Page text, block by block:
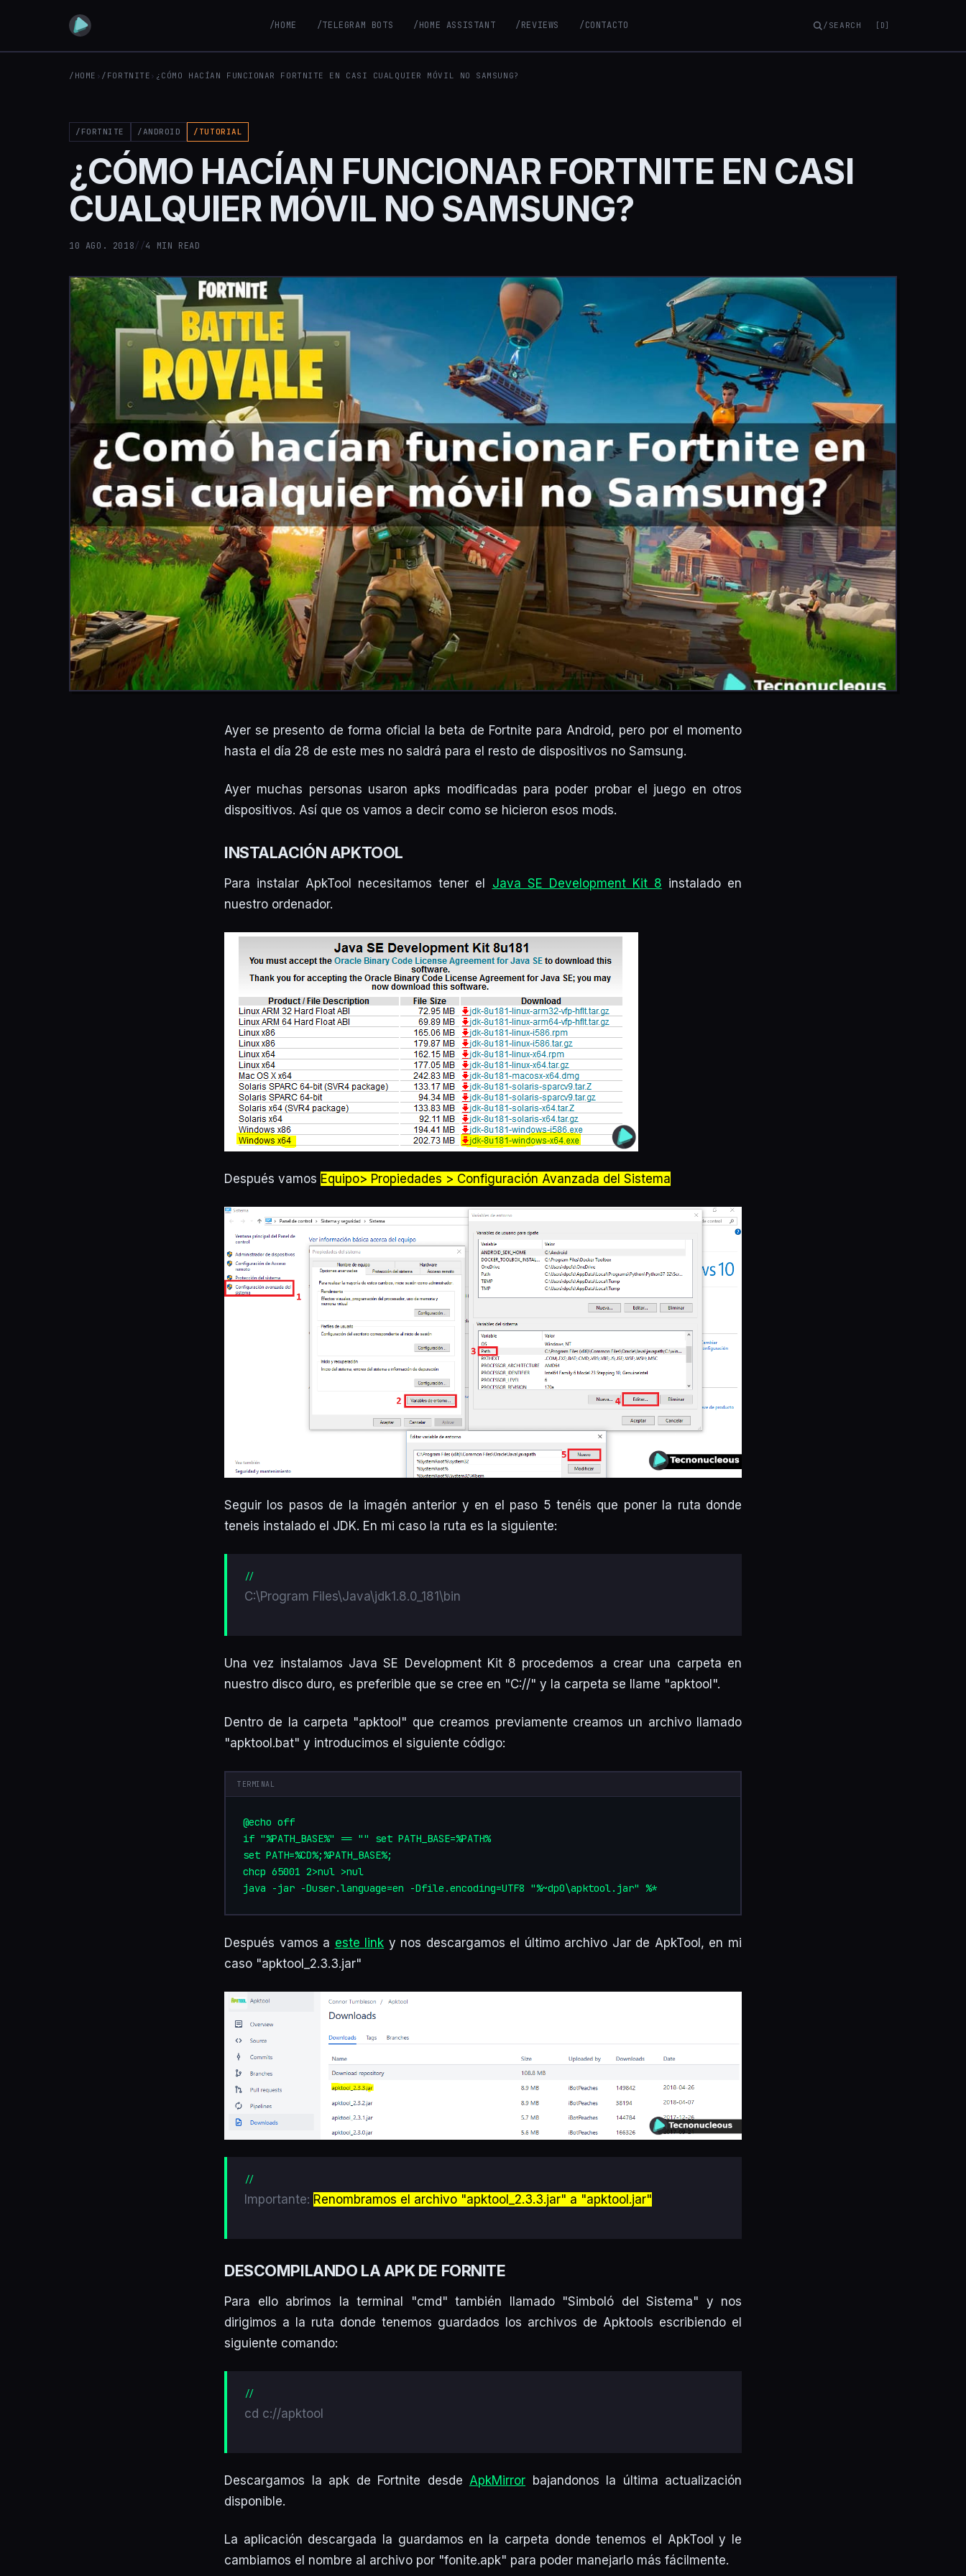
/HOME /TELEGRAM BOTS /HOME ASSISTANT /REVIEWS /CONTACTO /SEARCH [D]
/HOME › /FORTNITE › ¿CÓMO HACÍAN FUNCIONAR FORTNITE EN CASI CUALQUIER MÓVIL NO SAMSUNG?
/FORTNITE /ANDROID /TUTORIAL
¿CÓMO HACÍAN FUNCIONAR FORTNITE EN CASI
CUALQUIER MÓVIL NO SAMSUNG?
10 AGO. 2018//4 MIN READ
Ayer se presento de forma oficial la beta de Fortnite para Android, pero por el momento
hasta el día 28 de este mes no saldrá para el resto de dispositivos no Samsung.
Ayer muchas personas usaron apks modificadas para poder probar el juego en otros
dispositivos. Así que os vamos a decir como se hicieron esos mods.
INSTALACIÓN APKTOOL
Para instalar ApkTool necesitamos tener el Java SE Development Kit 8 instalado en
nuestro ordenador.
Después vamos Equipo> Propiedades > Configuración Avanzada del Sistema
Seguir los pasos de la imagén anterior y en el paso 5 tenéis que poner la ruta donde
teneis instalado el JDK. En mi caso la ruta es la siguiente:
C:\Program Files\Java\jdk1.8.0_181\bin
Una vez instalamos Java SE Development Kit 8 procedemos a crear una carpeta en
nuestro disco duro, es preferible que se cree en "C://" y la carpeta se llame "apktool".
Dentro de la carpeta "apktool" que creamos previamente creamos un archivo llamado
"apktool.bat" y introducimos el siguiente código:
@echo off
if "%PATH_BASE%" == "" set PATH_BASE=%PATH%
set PATH=%CD%;%PATH_BASE%;
chcp 65001 2>nul >nul
Después vamos a este link y nos descargamos el último archivo Jar de ApkTool, en mi
caso "apktool_2.3.3.jar"
Importante: Renombramos el archivo "apktool_2.3.3.jar" a "apktool.jar"
DESCOMPILANDO LA APK DE FORNITE
Para ello abrimos la terminal "cmd" también llamado "Simboló del Sistema" y nos
dirigimos a la ruta donde tenemos guardados los archivos de Apktools escribiendo el
siguiente comando:
cd c://apktool
Descargamos la apk de Fortnite desde ApkMirror bajandonos la última actualización
disponible.
La aplicación descargada la guardamos en la carpeta donde tenemos el ApkTool y le
cambiamos el nombre al archivo por "fonite.apk" para poder manejarlo más fácilmente.